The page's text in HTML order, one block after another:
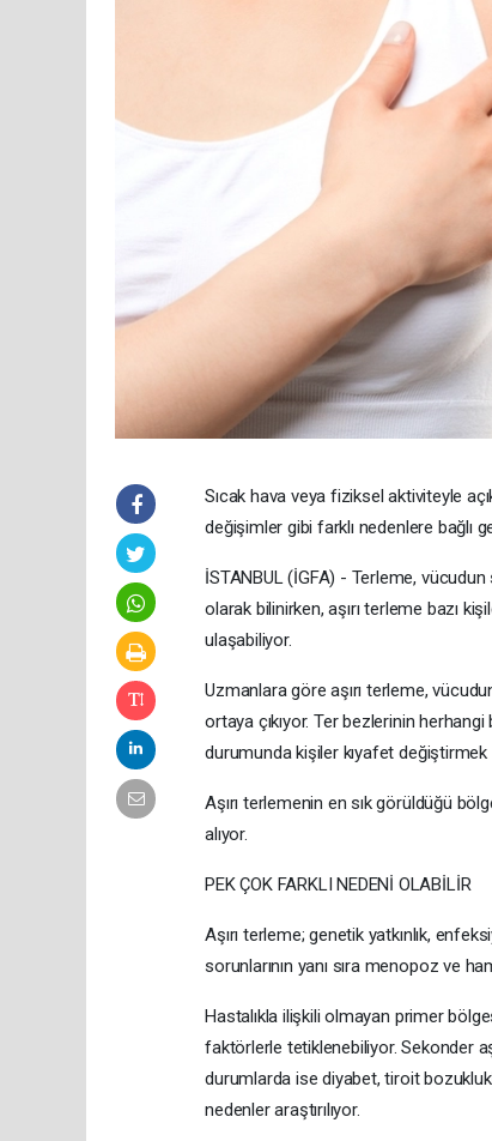
Sıcak hava veya fiziksel aktiviteyle
değişimler gibi farklı nedenlere bağlı
İSTANBUL (İGFA) - Terleme,
olarak bilinirken, aşırı terleme bazı
ulaşabiliyor.
Uzmanlara göre aşırı terleme,
ortaya çıkıyor. Ter bezlerinin
durumunda kişiler kıyafet
Aşırı terlemenin en sık görüldüğü
alıyor.
PEK ÇOK FARKLI NEDENİ OLABİLİR
Aşırı terleme; genetik yatkınlık,
sorunlarının yanı sıra menopoz ve
Hastalıkla ilişkili olmayan primer
faktörlerle tetiklenebiliyor. Sekonder
durumlarda ise diyabet, tiroit
nedenler araştırılıyor.